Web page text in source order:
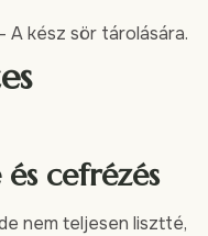
A kész sör tárolására.
cefrézés
nem teljesen lisztté,